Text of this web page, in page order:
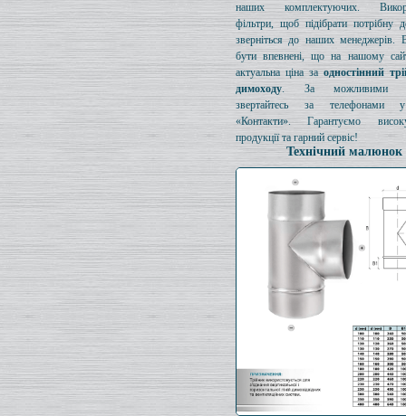
наших комплектуючих.
фільтри, щоб підібрати потрібну
зверніться до наших менеджерів.
бути впевнені, що на нашому
актуальна ціна заодностінний
димоходу. За можливими
звертайтесь за телефонами
«Контакти». Гарантуємо
продукції та гарний сервіс!
Технічний малюнок